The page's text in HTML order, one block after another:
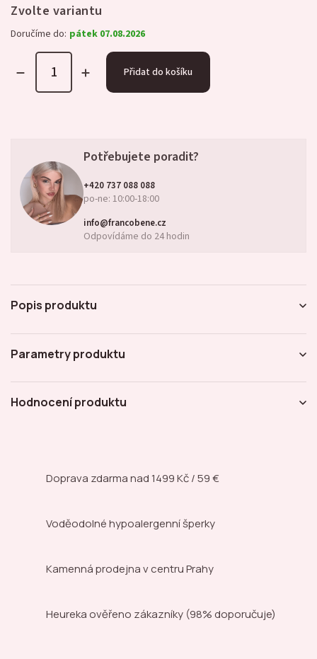
Zvolte variantu
Doručíme do: pátek 07.08.2026
Přidat do košíku
Potřebujete poradit?
+420 737 088 088
po-ne: 10:00-18:00
info@francobene.cz
Odpovídáme do 24 hodin
Popis produktu
Parametry produktu
Hodnocení produktu
Doprava zdarma nad1499 Kč / 59 €
Voděodolné hypoalergenní šperky
Kamenná prodejnav centru Prahy
Heureka ověřeno zákazníky (98% doporučuje)